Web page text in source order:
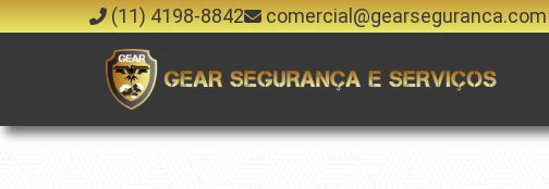
(11) 4198-8842 comercial@gearseguranca.com